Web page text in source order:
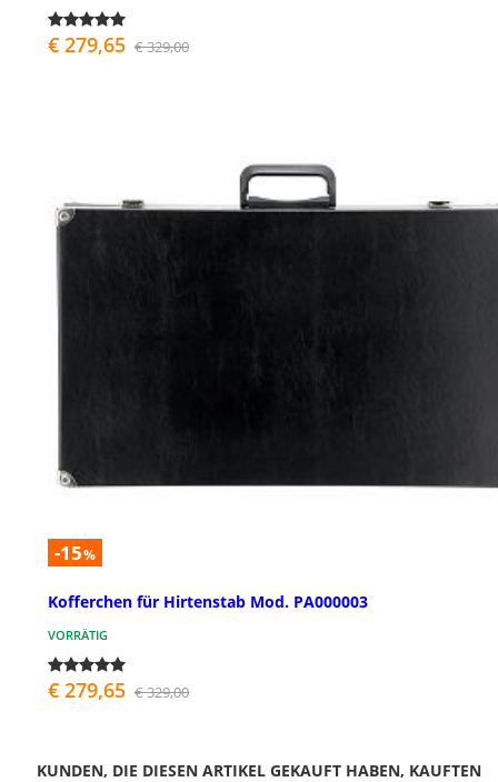
€ 279,65 € 329,00
-15%
Kofferchen für Hirtenstab Mod. PA000003
VORRÄTIG
€ 279,65 € 329,00
KUNDEN, DIE DIESEN ARTIKEL GEKAUFT HABEN, KAUFTEN